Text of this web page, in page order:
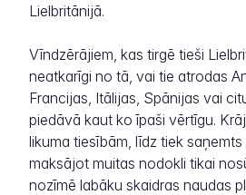
Lielbritānijā.
Vīndzērājiem, kas tirgē tieši
neatkarīgi no tā, vai tie atrodas
Francijas, Itālijas, Spānijas vai
piedāvā kaut ko īpaši vērtīgu.
likuma tiesībām, līdz tiek saņemts
maksājot muitas nodokli tikai
nozīmē labāku skaidras naudas